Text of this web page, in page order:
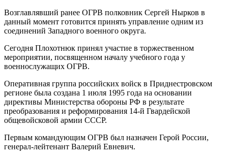
Возглавлявший ранее ОГРВ полковник Сергей Нырков в
данный момент готовится принять управление одним из
соединений Западного военного округа.
Сегодня Плохотнюк принял участие в торжественном
мероприятии, посвященном началу учебного года у
военнослужащих ОГРВ.
Оперативная группа российских войск в Приднестровском
регионе была создана 1 июля 1995 года на основании
директивы Министерства обороны РФ в результате
преобразования и реформирования 14-й Гвардейской
общевойсковой армии СССР.
Первым командующим ОГРВ был назначен Герой России,
генерал-лейтенант Валерий Евневич.